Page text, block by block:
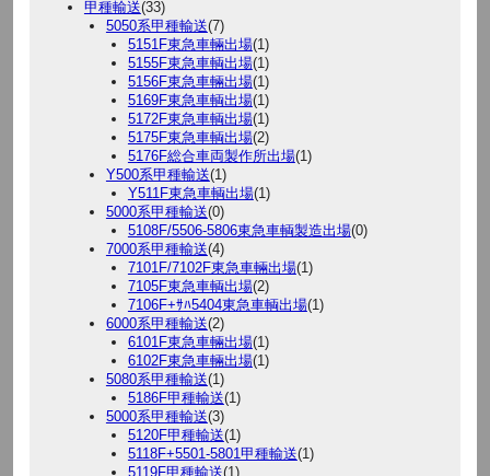
甲種輸送(33)
5050系甲種輸送(7)
5151F東急車輛出場(1)
5155F東急車輌出場(1)
5156F東急車輛出場(1)
5169F東急車輌出場(1)
5172F東急車輌出場(1)
5175F東急車輌出場(2)
5176F総合車両製作所出場(1)
Y500系甲種輸送(1)
Y511F東急車輌出場(1)
5000系甲種輸送(0)
5108F/5506-5806東急車輌製造出場(0)
7000系甲種輸送(4)
7101F/7102F東急車輛出場(1)
7105F東急車輌出場(2)
7106F+ｻﾊ5404東急車輌出場(1)
6000系甲種輸送(2)
6101F東急車輛出場(1)
6102F東急車輛出場(1)
5080系甲種輸送(1)
5186F甲種輸送(1)
5000系甲種輸送(3)
5120F甲種輸送(1)
5118F+5501-5801甲種輸送(1)
5119F甲種輸送(1)